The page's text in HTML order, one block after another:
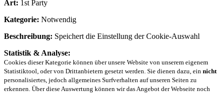
Art: 1st Party
Kategorie: Notwendig
Beschreibung: Speichert die Einstellung der Cookie-Auswahl
Statistik & Analyse:
Cookies dieser Kategorie können über unsere Website von unserem eigenem
Statistiktool, oder von Drittanbietern gesetzt werden. Sie dienen dazu, ein nicht
personalisiertes, jedoch allgemeines Surfverhalten auf unseren Seiten zu
erkennen. Über diese Auswertung können wir das Angebot der Webseite noch